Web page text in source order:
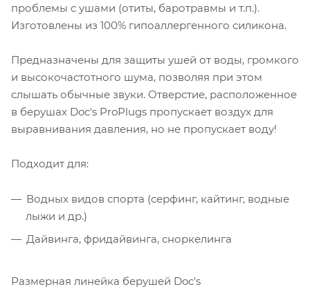
проблемы с ушами (отиты, баротравмы и т.п.).
Изготовлены из 100% гипоаллергенного силикона.
Предназначены для защиты ушей от воды, громкого
и высокочастотного шума, позволяя при этом
слышать обычные звуки. Отверстие, расположенное
в берушах Doc's ProPlugs пропускает воздух для
выравнивания давления, но не пропускает воду!
Подходит для:
Водных видов спорта (серфинг, кайтинг, водные
лыжи и др.)
Дайвинга, фридайвинга, сноркелинга
Размерная линейка берушей Doc's